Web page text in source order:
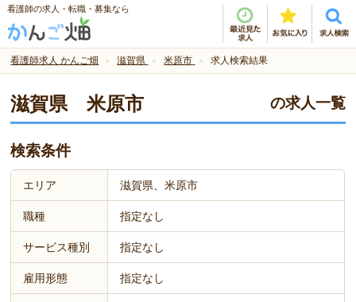
看護師の求人・転職・募集なら
看護師求人 かんご畑 滋賀県 米原市 求人検索結果
滋賀県 米原市 の求人一覧
検索条件
エリア 滋賀県、米原市
職種 指定なし
サービス種別 指定なし
雇用形態 指定なし